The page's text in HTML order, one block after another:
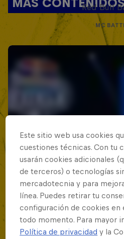
Red Bull
MC
Este sitio web usa cookies
cuestiones técnicas. Con tu
usarán cookies adicionales
de terceros) o tecnologías
mercadotecnia y para
línea. Puedes retirar tu
configuración de cookies en
todo momento. Para mayor
Política de privacidad y la